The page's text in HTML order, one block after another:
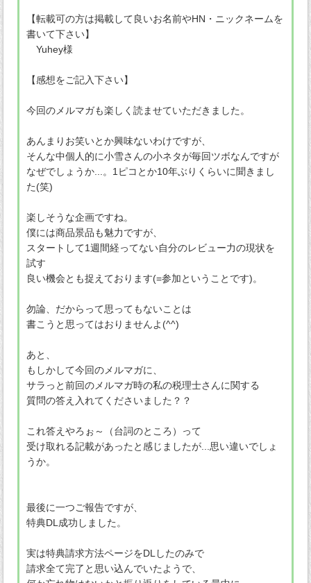
【転載可の方は掲載して良いお名前やHN・ニックネームを
書いて下さい】
Yuhey様
【感想をご記入下さい】
今回のメルマガも楽しく読ませていただきました。
あんまりお笑いとか興味ないわけですが、
そんな中個人的に小雪さんの小ネタが毎回ツボなんですが
なぜでしょうか...。1ピコとか10年ぶりくらいに聞きまし
た(笑)
楽しそうな企画ですね。
僕には商品景品も魅力ですが、
スタートして1週間経ってない自分のレビュー力の現状を
試す
良い機会とも捉えております(=参加ということです)。
勿論、だからって思ってもないことは
書こうと思ってはおりませんよ(^^)
あと、
もしかして今回のメルマガに、
サラっと前回のメルマガ時の私の税理士さんに関する
質問の答え入れてくださいました？？
これ答えやろぉ～（台詞のところ）って
受け取れる記載があったと感じましたが...思い違いでしょ
うか。
最後に一つご報告ですが、
特典DL成功しました。
実は特典請求方法ページをDLしたのみで
請求全て完了と思い込んでいたようで、